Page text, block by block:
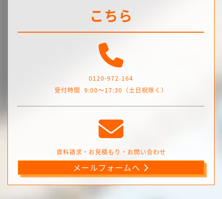
こちら
0120-972-164
受付時間 9:00～17:30（土日祝除く）
資料請求・お見積もり・お問い合わせ
メールフォームへ